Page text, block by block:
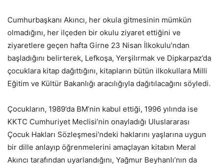
Cumhurbaşkanı Akıncı, her okula gitmesinin mümkün
olmadığını, her ilçeden bir okulu ziyaret ettiğini ve
ziyaretlere geçen hafta Girne 23 Nisan İlkokulu’ndan
başladığını belirterek, Lefkoşa, Yerşilırmak ve Dipkarpaz’da
çocuklara kitap dağıttığını, kitapların bütün ilkokullara Milli
Eğitim ve Kültür Bakanlığı aracılığıyla dağıtılacağını söyledi.
Çocukların, 1989’da BM’nin kabul ettiği, 1996 yılında ise
KKTC Cumhuriyet Meclisi’nin onayladığı Uluslararası
Çocuk Hakları Sözleşmesi’ndeki haklarını yaşlarına uygun
bir dille anlayıp öğrenmelerini amaçlayan kitabın Meral
Akıncı tarafından uyarlandığını, Yağmur Beyhanlı’nın da